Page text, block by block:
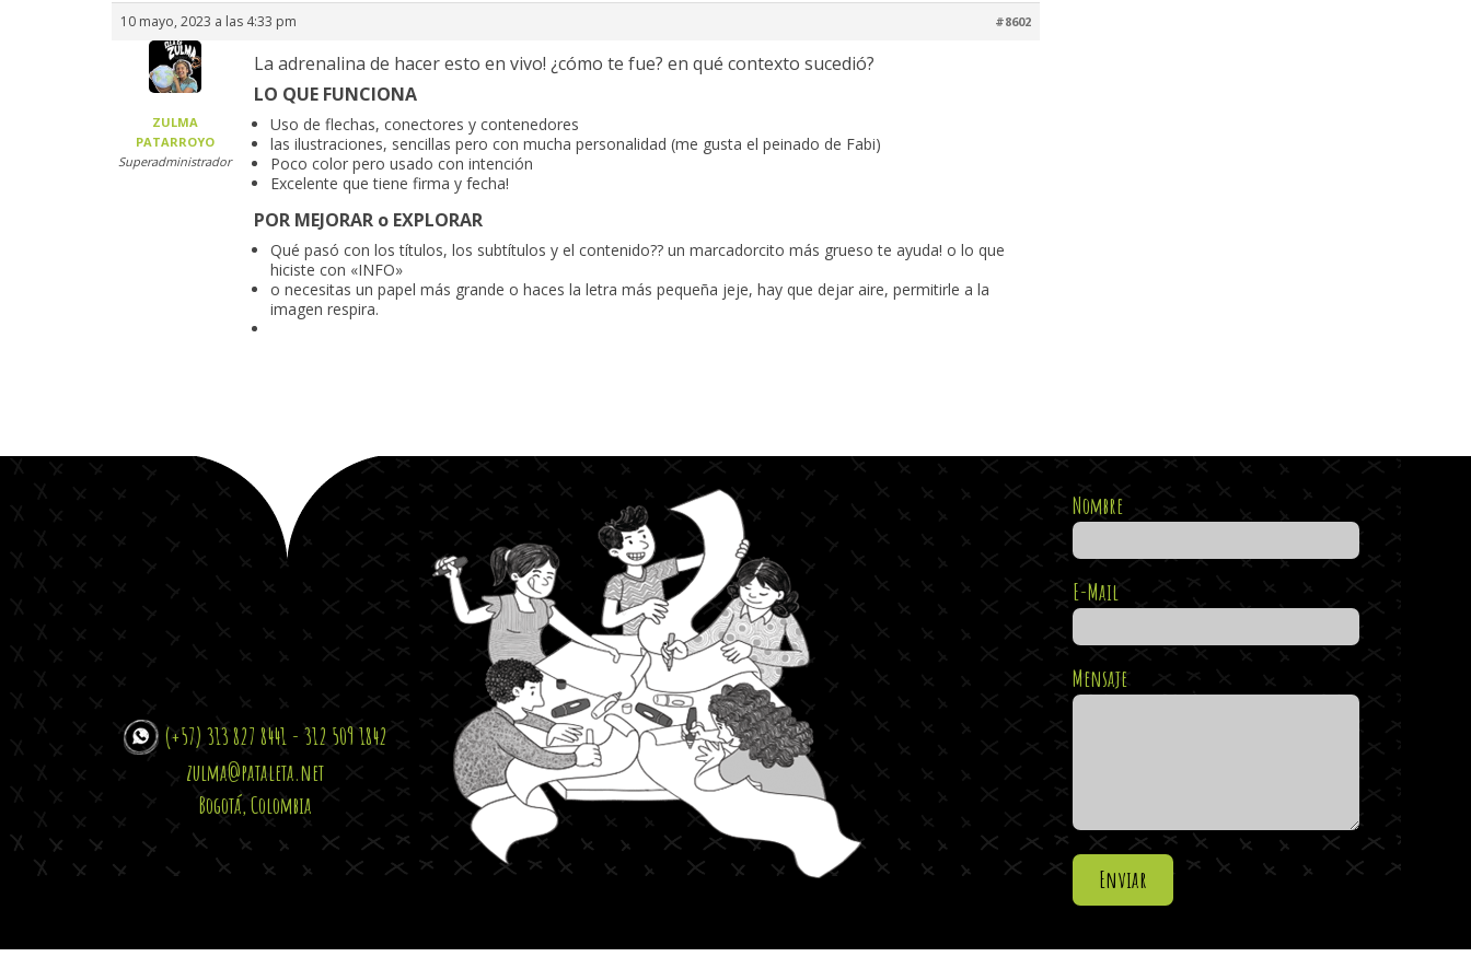
10 mayo, 2023 a las 4:33 pm #8602
ZULMA
PATARROYO
Superadministrador
La adrenalina de hacer esto en vivo! ¿cómo te fue? en qué contexto sucedió?
LO QUE FUNCIONA
Uso de flechas, conectores y contenedores
las ilustraciones, sencillas pero con mucha personalidad (me gusta el peinado de Fabi)
Poco color pero usado con intención
Excelente que tiene firma y fecha!
POR MEJORAR o EXPLORAR
Qué pasó con los títulos, los subtítulos y el contenido?? un marcadorcito más grueso te ayuda! o lo que
hiciste con «INFO»
o necesitas un papel más grande o haces la letra más pequeña jeje, hay que dejar aire, permitirle a la
imagen respira.
(+57) 313 827 8441 - 312 509 1842
zulma@pataleta.net
Bogotá, Colombia
Nombre
E-Mail
Mensaje